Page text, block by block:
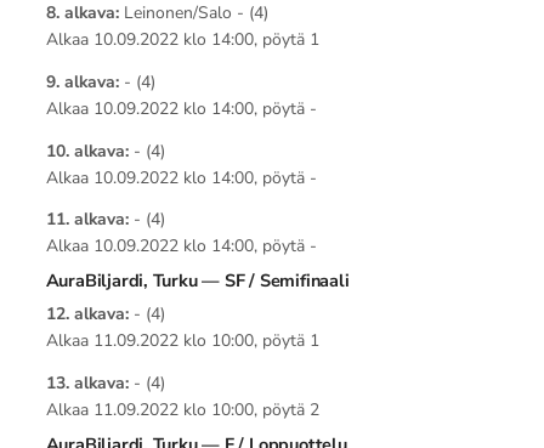
8. alkava:Leinonen/Salo - (4)
Alkaa 10.09.2022 klo 14:00, pöytä 1
9. alkava:- (4)
Alkaa 10.09.2022 klo 14:00, pöytä -
10. alkava:- (4)
Alkaa 10.09.2022 klo 14:00, pöytä -
11. alkava:- (4)
Alkaa 10.09.2022 klo 14:00, pöytä -
AuraBiljardi, Turku — SF / Semifinaali
12. alkava:- (4)
Alkaa 11.09.2022 klo 10:00, pöytä 1
13. alkava:- (4)
Alkaa 11.09.2022 klo 10:00, pöytä 2